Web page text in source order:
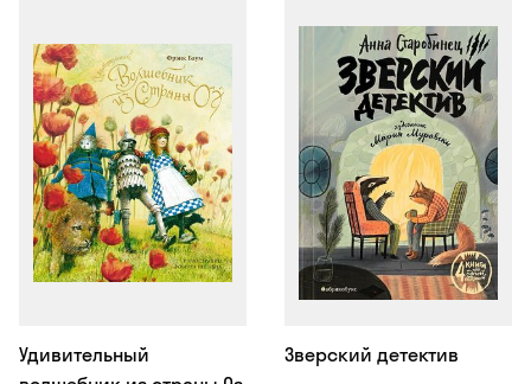
Удивительный
Зверский детектив